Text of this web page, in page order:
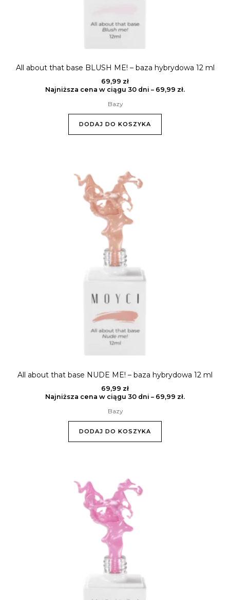
All about that base BLUSH ME! – baza hybrydowa 12 ml
69,99 zł
Najniższa cena w ciągu 30 dni – 69,99 zł.
Bazy
DODAJ DO KOSZYKA
All about that base NUDE ME! – baza hybrydowa 12 ml
69,99 zł
Najniższa cena w ciągu 30 dni – 69,99 zł.
Bazy
DODAJ DO KOSZYKA